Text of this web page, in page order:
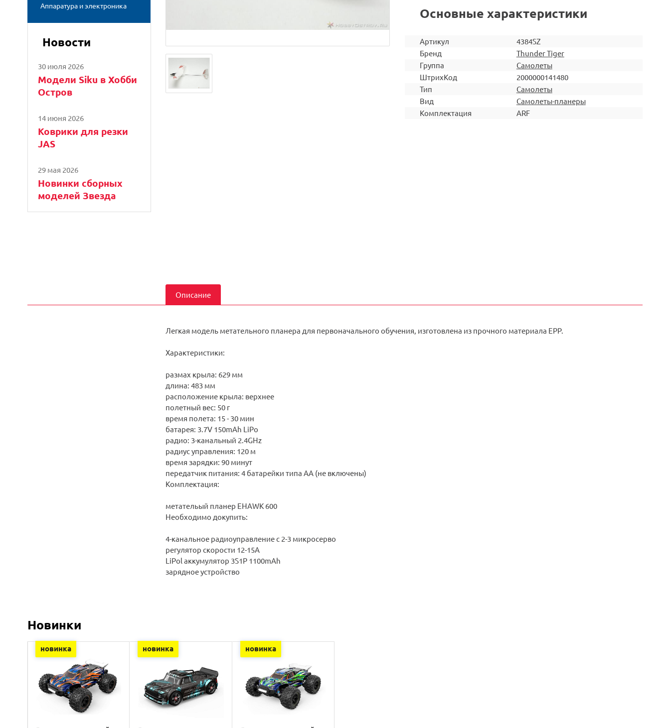
Аппаратура и электроника
Новости
30 июля 2026
Модели Siku в Хобби
Остров
14 июня 2026
Коврики для резки
JAS
29 мая 2026
Новинки сборных
моделей Звезда
Основные характеристики
Артикул
4384SZ
Бренд
Thunder Tiger
Группа
Самолеты
ШтрихКод
2000000141480
Тип
Самолеты
Вид
Самолеты-планеры
Комплектация
ARF
Описание
Легкая модель метательного планера для первоначального обучения, изготовлена из прочного материала EPP.
Характеристики:
размах крыла: 629 мм
длина: 483 мм
расположение крыла: верхнее
полетный вес: 50 г
время полета: 15 - 30 мин
батарея: 3.7V 150mAh LiPo
радио: 3-канальный 2.4GHz
радиус управления: 120 м
время зарядки: 90 минут
передатчик питания: 4 батарейки типа АА (не включены)
Комплектация:
метательый планер EHAWK 600
Необходимо докупить:
4-канальное радиоуправление с 2-3 микросерво
регулятор скорости 12-15А
LiPol аккумулятор 3S1P 1100mAh
зарядное устройство
Новинки
новинка новинка новинка